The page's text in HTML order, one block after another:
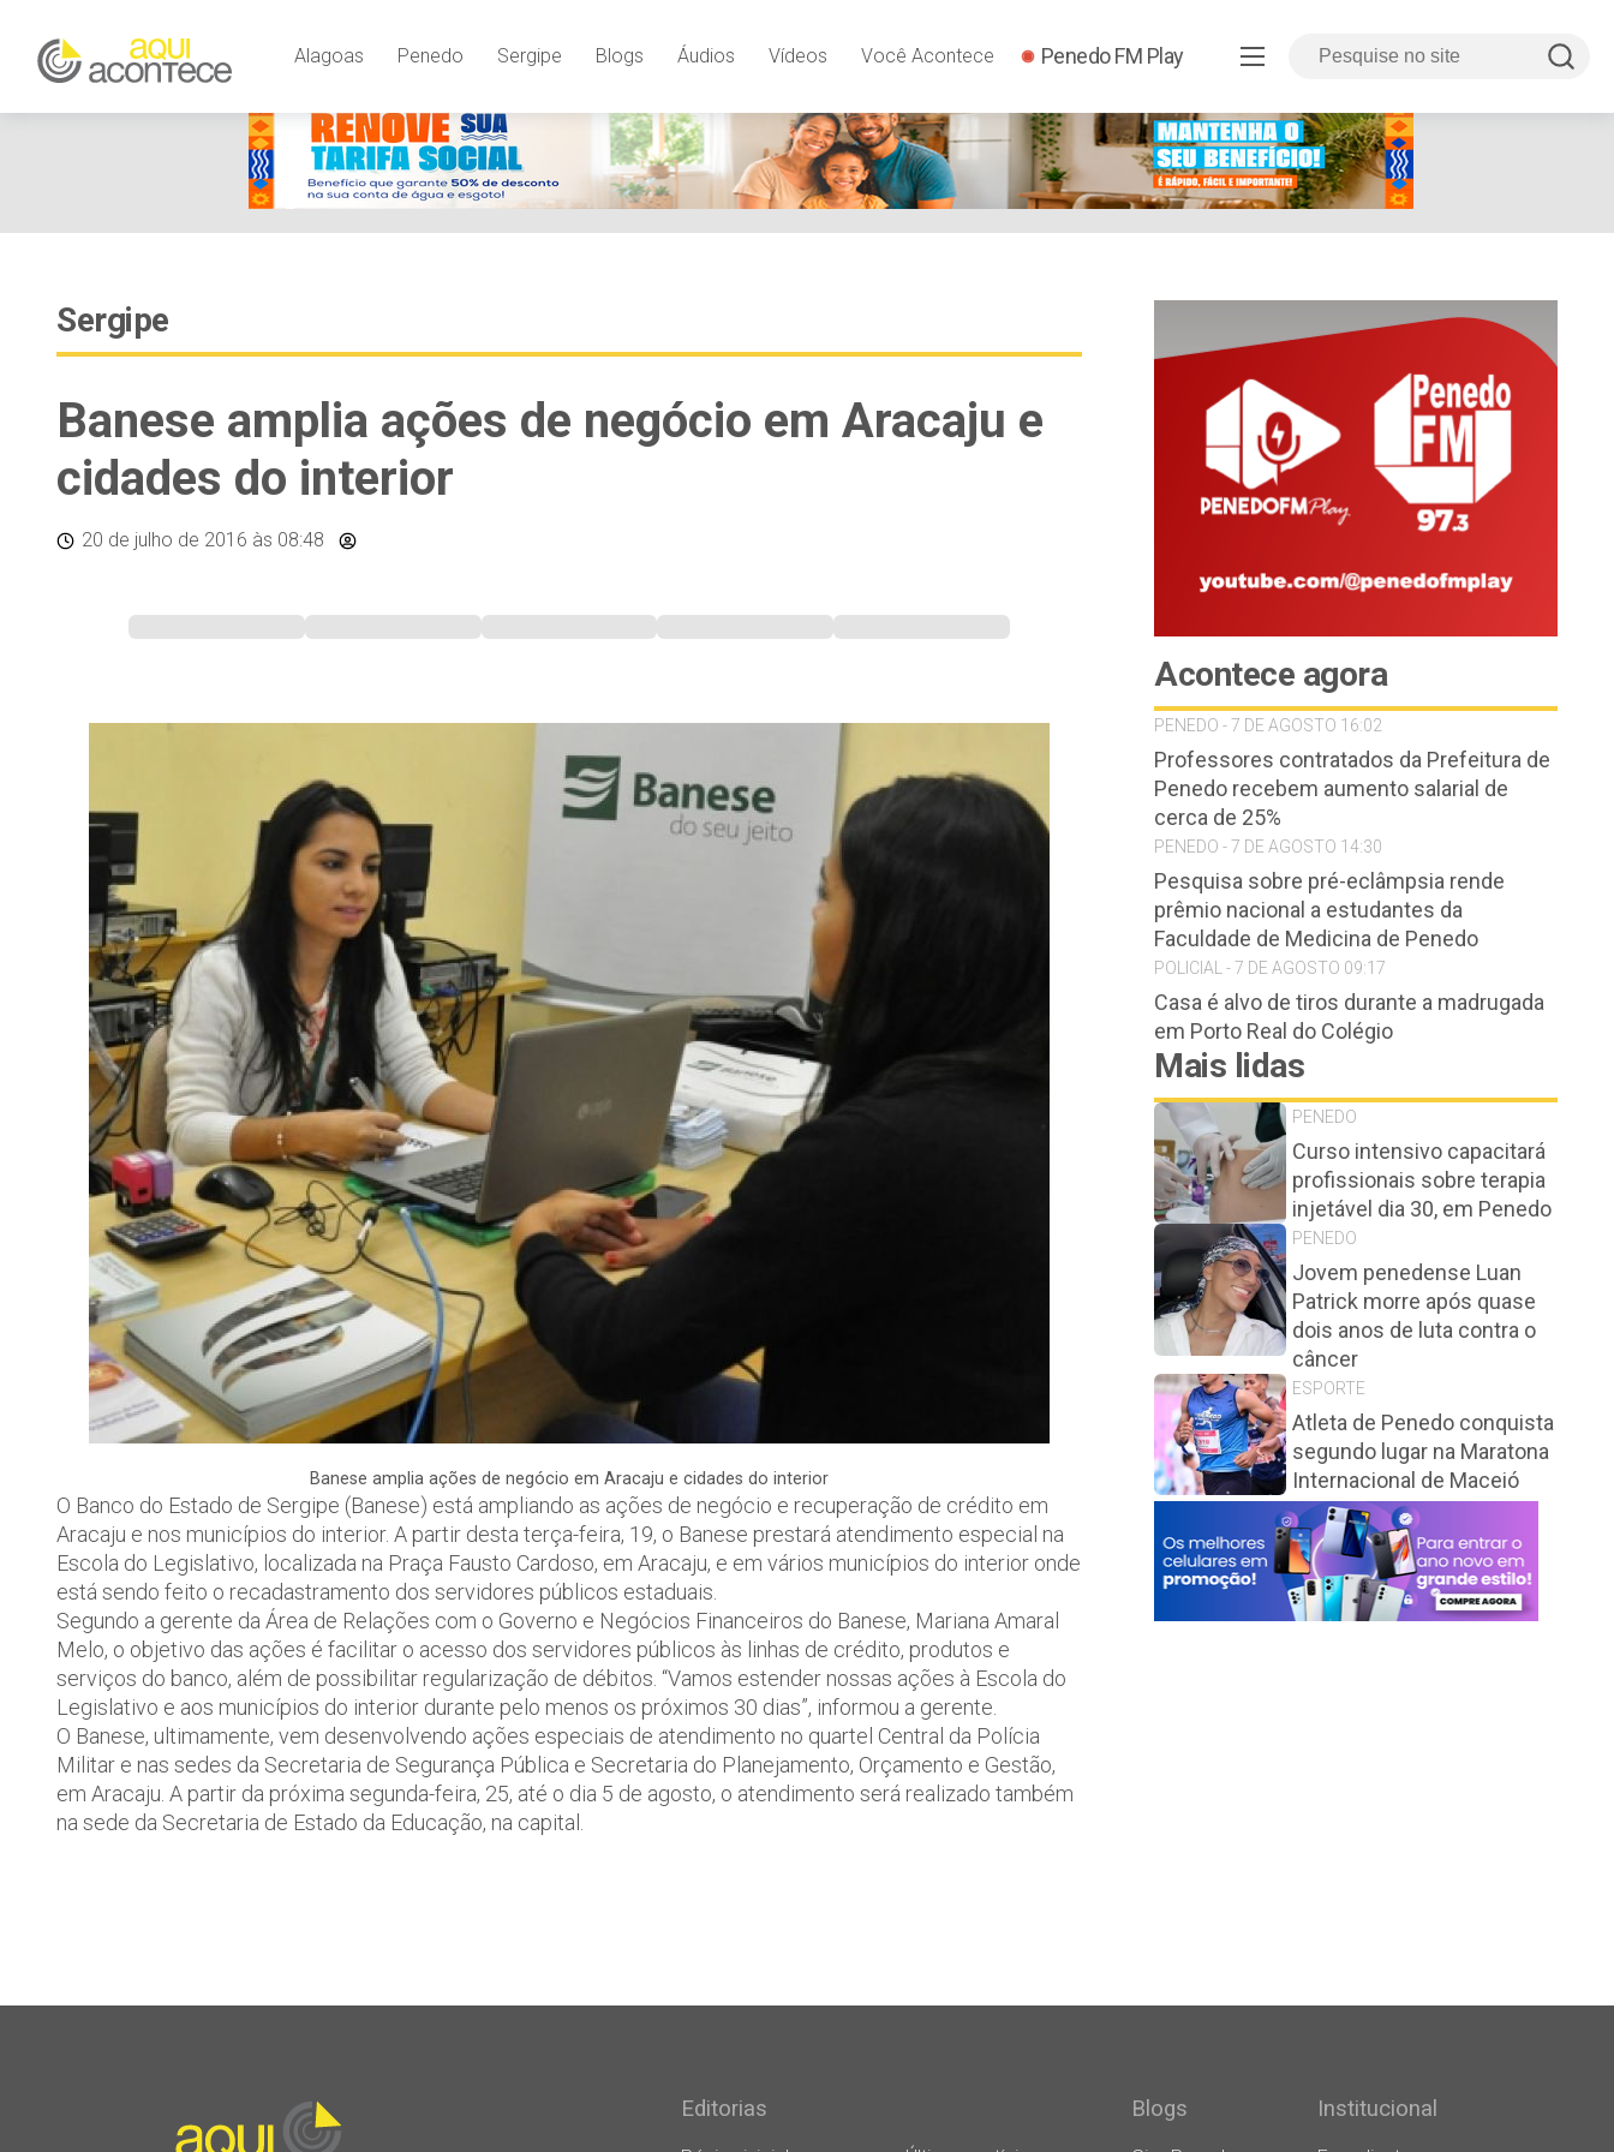
Alagoas Penedo Sergipe Blogs Áudios Vídeos Você Acontece Penedo FM Play
Sergipe
Banese amplia ações de negócio em Aracaju e
cidades do interior
20 de julho de 2016 às 08:48
Banese amplia ações de negócio em Aracaju e cidades do interior
O Banco do Estado de Sergipe (Banese) está ampliando as ações de negócio e recuperação de crédito em
Aracaju e nos municípios do interior. A partir desta terça-feira, 19, o Banese prestará atendimento especial na
Escola do Legislativo, localizada na Praça Fausto Cardoso, em Aracaju, e em vários municípios do interior onde
está sendo feito o recadastramento dos servidores públicos estaduais.
Segundo a gerente da Área de Relações com o Governo e Negócios Financeiros do Banese, Mariana Amaral
Melo, o objetivo das ações é facilitar o acesso dos servidores públicos às linhas de crédito, produtos e
serviços do banco, além de possibilitar regularização de débitos. “Vamos estender nossas ações à Escola do
Legislativo e aos municípios do interior durante pelo menos os próximos 30 dias”, informou a gerente.
O Banese, ultimamente, vem desenvolvendo ações especiais de atendimento no quartel Central da Polícia
Militar e nas sedes da Secretaria de Segurança Pública e Secretaria do Planejamento, Orçamento e Gestão,
em Aracaju. A partir da próxima segunda-feira, 25, até o dia 5 de agosto, o atendimento será realizado também
na sede da Secretaria de Estado da Educação, na capital.
Acontece agora
PENEDO - 7 DE AGOSTO 16:02
Professores contratados da Prefeitura de
Penedo recebem aumento salarial de
cerca de 25%
PENEDO - 7 DE AGOSTO 14:30
Pesquisa sobre pré-eclâmpsia rende
prêmio nacional a estudantes da
Faculdade de Medicina de Penedo
POLICIAL - 7 DE AGOSTO 09:17
Casa é alvo de tiros durante a madrugada
em Porto Real do Colégio
Mais lidas
PENEDO
Curso intensivo capacitará
profissionais sobre terapia
injetável dia 30, em Penedo
PENEDO
Jovem penedense Luan
Patrick morre após quase
dois anos de luta contra o
câncer
ESPORTE
Atleta de Penedo conquista
segundo lugar na Maratona
Internacional de Maceió
Editorias Blogs Institucional